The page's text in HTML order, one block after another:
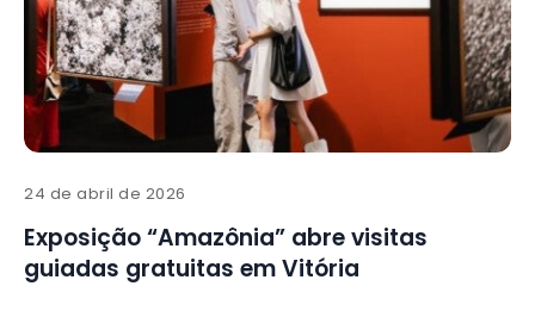
24 de abril de 2026
Exposição “Amazônia” abre visitas
guiadas gratuitas em Vitória